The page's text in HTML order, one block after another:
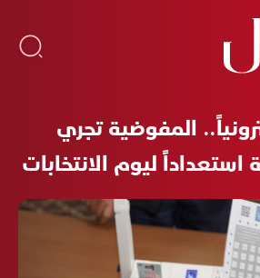
المفوضية تجري
استعداداً ليوم الانتخابات